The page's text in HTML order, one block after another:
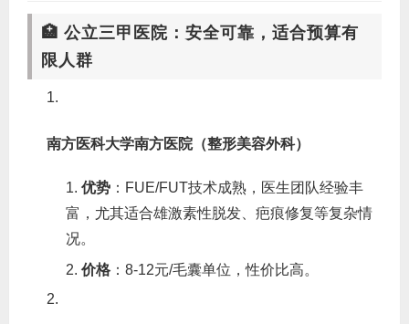
🏥 公立三甲医院：安全可靠，适合预算有
限人群
南方医科大学南方医院（整形美容外科）
优势 ‌：FUE/FUT技术成熟，医生团队经验丰
富，尤其适合雄激素性脱发、疤痕修复等复杂情
况。
价格 ‌：8-12元/毛囊单位，性价比高。